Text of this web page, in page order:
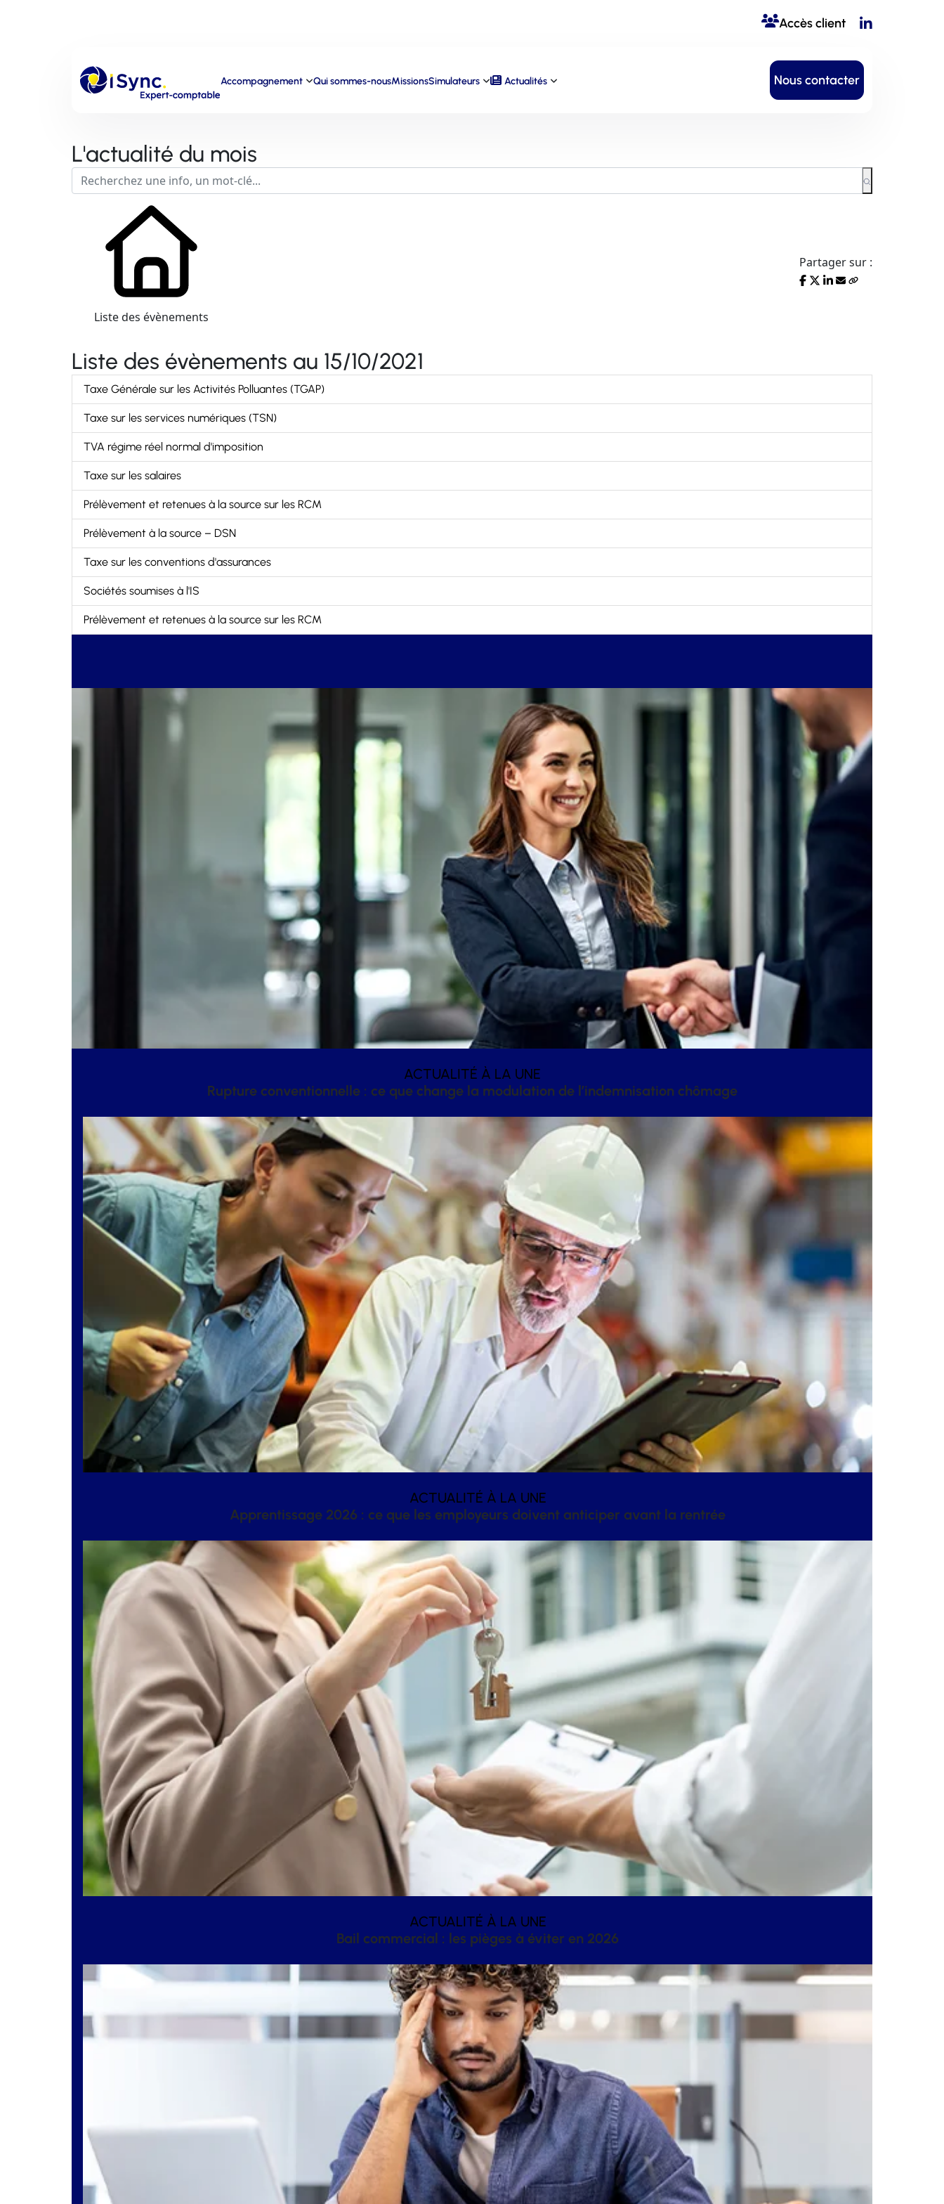
Accès client
Accompagnement Qui sommes-nousMissionsSimulateurs Actualités Nous contacter
L'actualité du mois
Liste des évènements
Partager sur :
Liste des évènements au 15/10/2021
Taxe Générale sur les Activités Polluantes (TGAP)
Taxe sur les services numériques (TSN)
TVA régime réel normal d'imposition
Taxe sur les salaires
Prélèvement et retenues à la source sur les RCM
Prélèvement à la source – DSN
Taxe sur les conventions d'assurances
Sociétés soumises à l'IS
Prélèvement et retenues à la source sur les RCM
ACTUALITÉ À LA UNE
Rupture conventionnelle : ce que change la modulation de l’indemnisation chômage
ACTUALITÉ À LA UNE
Apprentissage 2026 : ce que les employeurs doivent anticiper avant la rentrée
ACTUALITÉ À LA UNE
Bail commercial : les pièges à éviter en 2026